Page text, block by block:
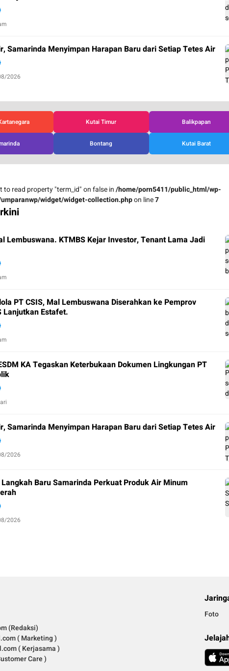
Samarinda Menyimpan Harapan Baru dari Setiap Tetes Air
2026
Kutai Timur Balikpapan
Bontang Kutai Barat
to read property "term_id" on false in/home/porn5411/public_html/wp-
widget/widget-collection.phpon line7
Lembuswana. KTMBS Kejar Investor, Tenant Lama Jadi
PT CSIS, Mal Lembuswana Diserahkan ke Pemprov
Lanjutkan Estafet.
KA Tegaskan Keterbukaan Dokumen Lingkungan PT
Samarinda Menyimpan Harapan Baru dari Setiap Tetes Air
2026
Baru Samarinda Perkuat Produk Air Minum
2026
(Redaksi)
( Marketing )
( Kerjasama )
Care )
Foto